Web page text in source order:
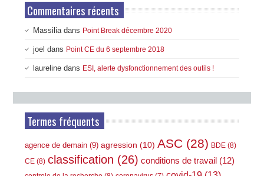
Commentaires récents
Massilia dans Point Break décembre 2020
joel dans Point CE du 6 septembre 2018
laureline dans ESI, alerte dysfonctionnement des outils !
Termes fréquents
agence de demain (9) agression (10) ASC (28) BDE (8)
CE (8) classification (26) conditions de travail (12)